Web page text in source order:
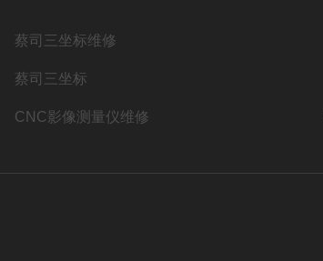
蔡司三坐标维修
蔡司三坐标
CNC影像测量仪维修